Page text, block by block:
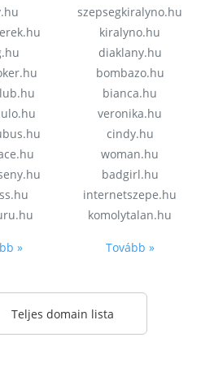
»
szepsegkiralyno.hu
kiralyno.hu
diaklany.hu
bombazo.hu
bianca.hu
veronika.hu
cindy.hu
woman.hu
badgirl.hu
internetszepe.hu
komolytalan.hu
Tovább »
Teljes domain lista